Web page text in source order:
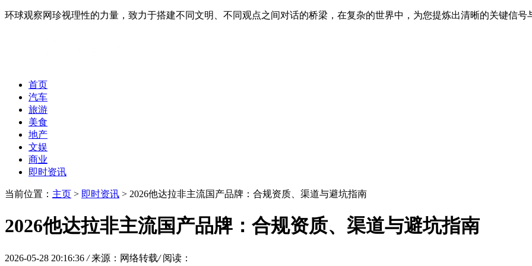
环球观察网珍视理性的力量，致力于搭建不同文明、不同观点之间对话的桥梁，在复杂的世界中，为您提炼出清晰的关键信号
首页
汽车
旅游
美食
地产
文娱
商业
即时资讯
当前位置： 主页 > 即时资讯 > 2026他达拉非主流国产品牌：合规资质、渠道与避坑指南
2026他达拉非主流国产品牌：合规资质、渠道与避坑指南
2026-05-28 20:16:36 / 来源：网络转载/ 阅读：